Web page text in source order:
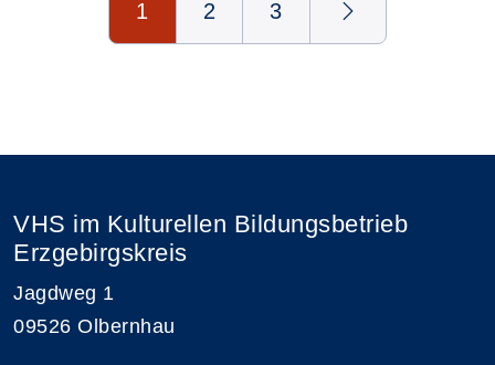
1 2 3
VHS im Kulturellen Bildungsbetrieb
Erzgebirgskreis
Jagdweg 1
09526 Olbernhau